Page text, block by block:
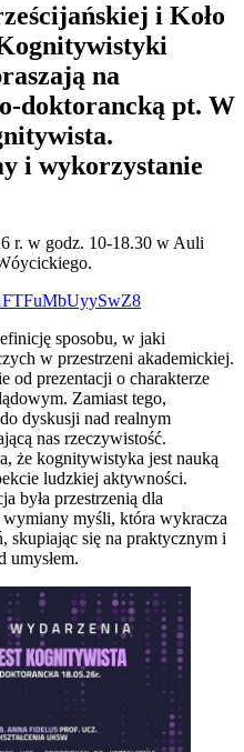
i Koło
na
doktorancką pt. W
i wykorzystanie
r. w godz. 10-18.30 w Auli
sposobu, w jaki
w przestrzeni akademickiej.
od prezentacji o charakterze
Zamiast tego,
dyskusji nad realnym
nas rzeczywistość.
że kognitywistyka jest nauką
ludzkiej aktywności.
była przestrzenią dla
myśli, która wykracza
skupiając się na praktycznym i
umysłem.